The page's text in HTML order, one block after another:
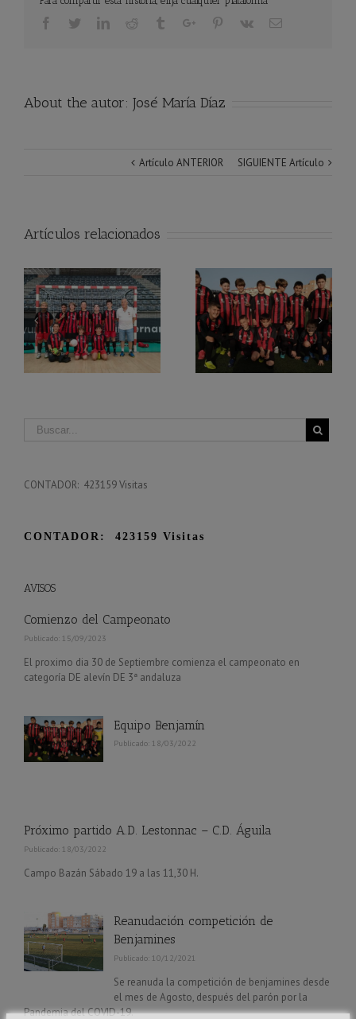
FacebookTwitterLinkedinReddit TumblrGoogle+Pinterest
Vk Email
About the autor: José María Díaz
Artículo ANTERIOR SIGUIENTE Artículo
Artículos relacionados
Equipo Benjamín
Reanudación
competición de
Benjamines
CONTADOR: 423159 Visitas
CONTADOR: 423159 Visitas
AVISOS
Comienzo del Campeonato
Publicado: 15/09/2023
El proximo dia 30 de Septiembre comienza el campeonato en
categoría DE alevín DE 3ª andaluza
Equipo Benjamín
Publicado: 18/03/2022
Próximo partido A.D. Lestonnac – C.D. Águila
Publicado: 18/03/2022
Campo Bazán Sábado 19 a las 11,30 H.
Reanudación competición de
Benjamines
Publicado: 10/12/2021
Se reanuda la competición de benjamines desde
el mes de Agosto, después del parón por la
Pandemia del COVID-19.